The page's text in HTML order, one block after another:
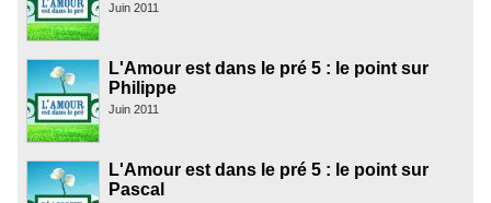
Juin 2011
L'Amour est dans le pré 5 : le point sur
Philippe
Juin 2011
L'Amour est dans le pré 5 : le point sur
Pascal